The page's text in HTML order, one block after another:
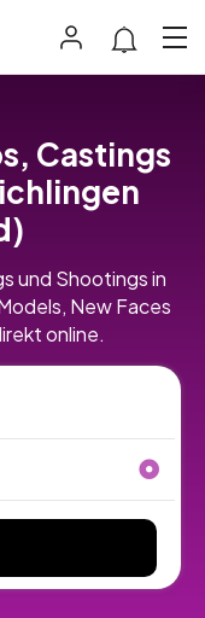
Castings
und Shootings in
New Faces
online.